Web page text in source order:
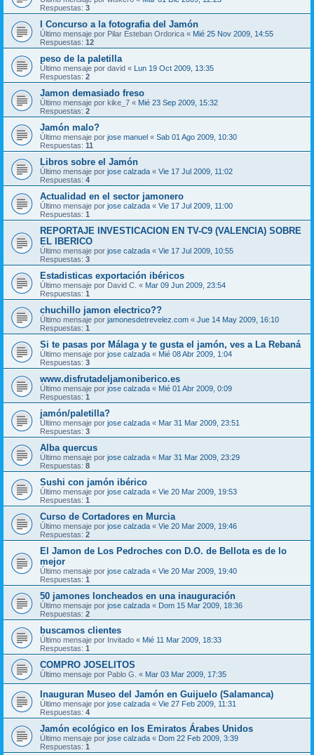
Respuestas: 3
I Concurso a la fotografia del Jamón
Último mensaje por Pilar Esteban Ordorica « Mié 25 Nov 2009, 14:55
Respuestas: 12
peso de la paletilla
Último mensaje por david «
Lun 19 Oct 2009, 13:35
Respuestas: 2
Jamon demasiado freso
Último mensaje por kike_7 « Mié 23 Sep 2009, 15:32
Respuestas: 2
Jamón malo?
Último mensaje por jose manuel « Sab 01 Ago 2009, 10:30
Respuestas: 11
Libros sobre el Jamón
Último mensaje por jose calzada « Vie 17 Jul 2009, 11:02
Respuestas: 4
Actualidad en el sector jamonero
Último mensaje por jose calzada « Vie 17 Jul 2009, 11:00
Respuestas: 1
REPORTAJE INVESTICACION EN TV-C9 (VALENCIA) SOBRE
EL IBERICO
Último mensaje por jose calzada « Vie 17 Jul 2009, 10:55
Respuestas: 3
Estadisticas exportación ibéricos
Último mensaje por David C. « Mar 09 Jun 2009, 23:54
Respuestas: 1
chuchillo jamon electrico??
Último mensaje por jamonesdetrevelez.com « Jue 14 May 2009, 16:10
Respuestas: 1
Si te pasas por Málaga y te gusta el jamón, ves a La Rebaná
Último mensaje por jose calzada « Mié 08 Abr 2009, 1:04
Respuestas: 3
www.disfrutadeljamoniberico.es
Último mensaje por jose calzada « Mié 01 Abr 2009, 0:09
Respuestas: 1
jamón/paletilla?
Último mensaje por jose calzada « Mar 31 Mar 2009, 23:51
Respuestas: 3
Alba quercus
Último mensaje por jose calzada « Mar 31 Mar 2009, 23:29
Respuestas: 8
Sushi con jamón ibérico
Último mensaje por jose calzada « Vie 20 Mar 2009, 19:53
Respuestas: 1
Curso de Cortadores en Murcia
Último mensaje por jose calzada « Vie 20 Mar 2009, 19:46
Respuestas: 2
El Jamon de Los Pedroches con D.O. de Bellota es de lo
mejor
Último mensaje por jose calzada « Vie 20 Mar 2009, 19:40
Respuestas: 1
50 jamones loncheados en una inauguración
Último mensaje por jose calzada « Dom 15 Mar 2009, 18:36
Respuestas: 2
buscamos clientes
Último mensaje por Invitado « Mié 11 Mar 2009, 18:33
Respuestas: 1
COMPRO JOSELITOS
Último mensaje por Pablo G. « Mar 03 Mar 2009, 17:35
Inauguran Museo del Jamón en Guijuelo (Salamanca)
Último mensaje por jose calzada « Vie 27 Feb 2009, 11:31
Respuestas: 4
Jamón ecológico en los Emiratos Árabes Unidos
Último mensaje por jose calzada « Dom 22 Feb 2009, 3:39
Respuestas: 1